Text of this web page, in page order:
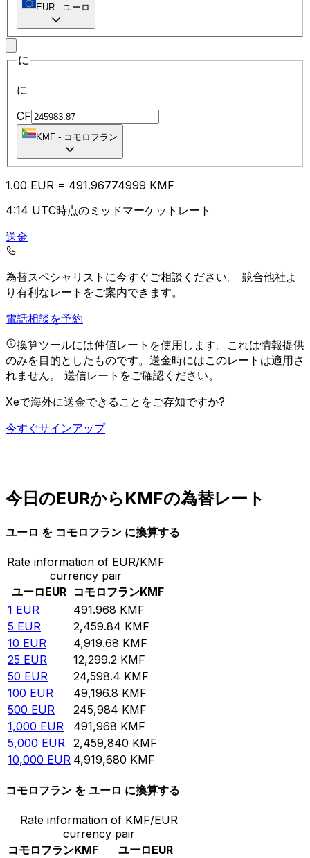
EUR - ユーロ
に
に
CF
KMF - コモロフラン
1.00 EUR = 491.96774999 KMF
4:14 UTC時点のミッドマーケットレート
送金
為替スペシャリストに今すぐご相談ください。 競合他社よ
り有利なレートをご案内できます。
電話相談を予約
換算ツールには仲値レートを使用します。これは情報提供
のみを目的としたものです。送金時にはこのレートは適用さ
れません。 送信レートをご確認ください。
Xeで海外に送金できることをご存知ですか?
今すぐサインアップ
今日のEURからKMFの為替レート
ユーロ を コモロフラン に換算する
Rate information of EUR/KMF
currency pair
ユーロEUR コモロフランKMF
1 EUR 491.968 KMF
5 EUR 2,459.84 KMF
10 EUR 4,919.68 KMF
25 EUR 12,299.2 KMF
50 EUR 24,598.4 KMF
100 EUR 49,196.8 KMF
500 EUR 245,984 KMF
1,000 EUR 491,968 KMF
5,000 EUR 2,459,840 KMF
10,000 EUR 4,919,680 KMF
コモロフラン を ユーロ に換算する
Rate information of KMF/EUR
currency pair
コモロフランKMF ユーロEUR